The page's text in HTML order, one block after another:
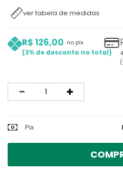
ver tabela de medidas
R$ 126,00
3%
no pix
Quantidade
Pix